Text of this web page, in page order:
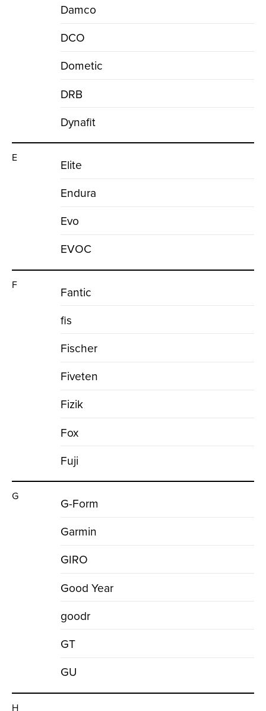
Damco
DCO
Dometic
DRB
Dynafit
E
Elite
Endura
Evo
EVOC
F
Fantic
fis
Fischer
Fiveten
Fizik
Fox
Fuji
G
G-Form
Garmin
GIRO
Good Year
goodr
GT
GU
H